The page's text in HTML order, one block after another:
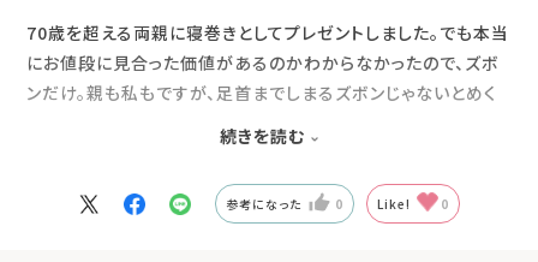
70歳を超える両親に寝巻きとしてプレゼントしました。でも本当
にお値段に見合った価値があるのかわからなかったので、ズボ
ンだけ。親も私もですが、足首までしまるズボンじゃないとめく
いつもなら一度洗ってから使うのに渡したその日から使い始め
て、すぐに気に入ってくれました。は着心地もいいし寝返りも楽
だと。なので、追加で上着も買おうとしたら気に入り過ぎて数日
続きを読む
参考になった 0 Like! 0